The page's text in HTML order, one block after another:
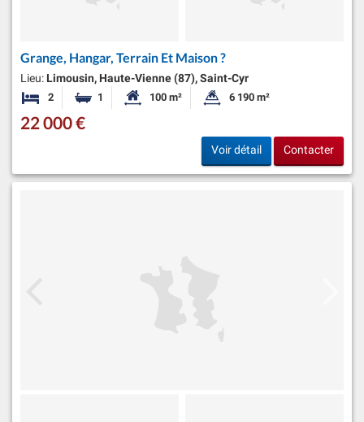
Grange, Hangar, Terrain Et Maison ?
Lieu: Limousin, Haute-Vienne (87), Saint-Cyr
2 Chambres1 Salle de bainSurface habitable:
100 m² Superficie du terrain:
6 190 m²
22 000 €
Voir détail Contacter